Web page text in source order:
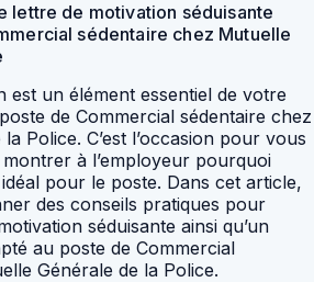
lettre de motivation séduisante
sédentaire chez Mutuelle
est un élément essentiel de votre
de Commercial sédentaire chez
Police. C’est l’occasion pour vous
à l’employeur pourquoi
pour le poste. Dans cet article,
des conseils pratiques pour
séduisante ainsi qu’un
au poste de Commercial
Générale de la Police.